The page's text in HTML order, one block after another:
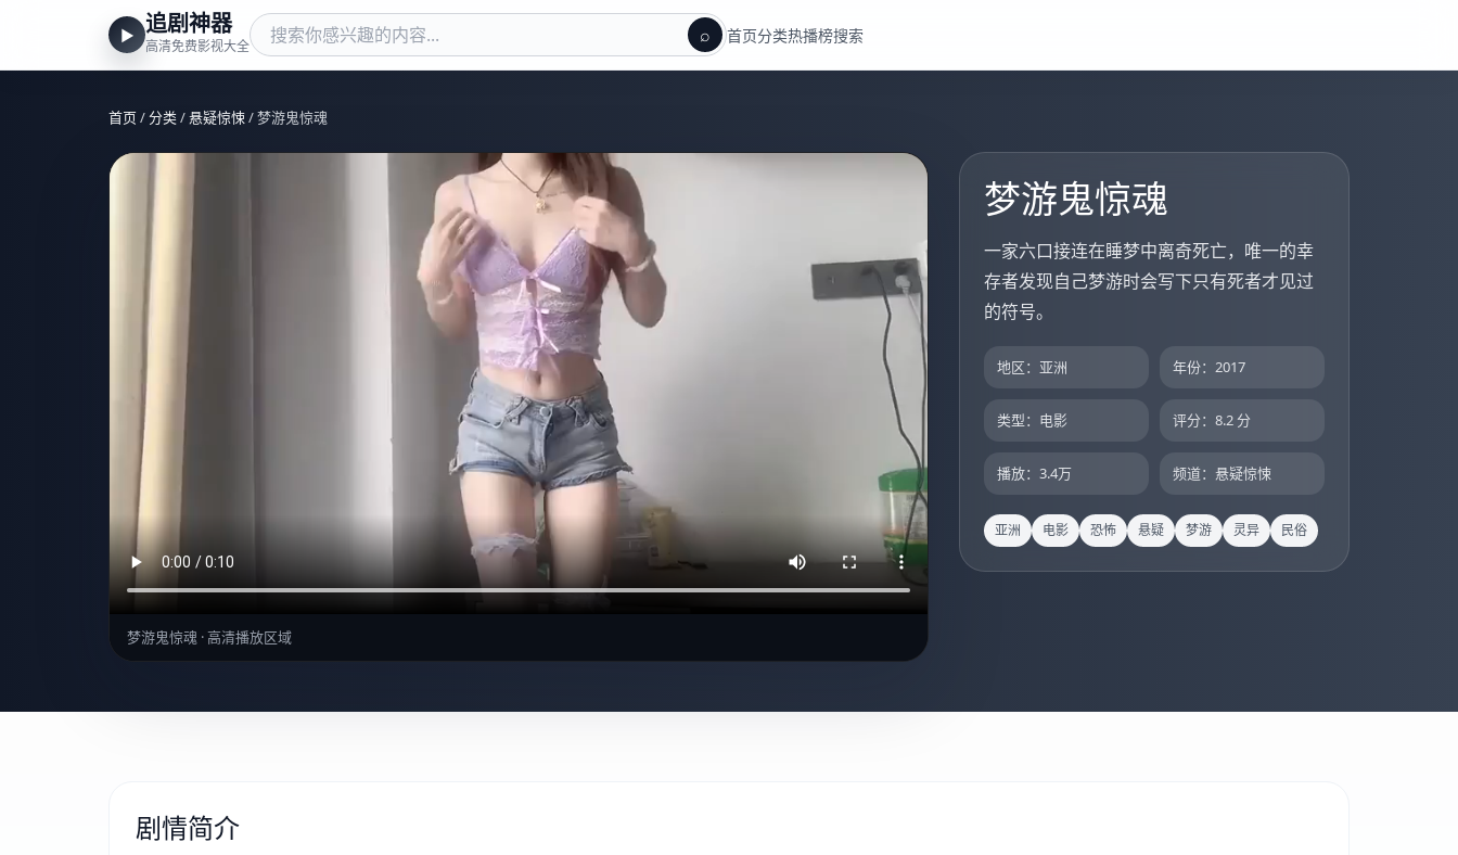
▶ 追剧神器
高清免费影视大全 ⌕ 首页分类热播榜搜索
首页/分类/悬疑惊悚/ 梦游鬼惊魂
梦游鬼惊魂 · 高清播放区域
梦游鬼惊魂
一家六口接连在睡梦中离奇死亡，唯一的幸
存者发现自己梦游时会写下只有死者才见过
的符号。
地区：亚洲 年份：2017
类型：电影 评分：8.2 分
播放：3.4万 频道：悬疑惊悚
亚洲 电影 恐怖 悬疑 梦游 灵异 民俗
剧情简介